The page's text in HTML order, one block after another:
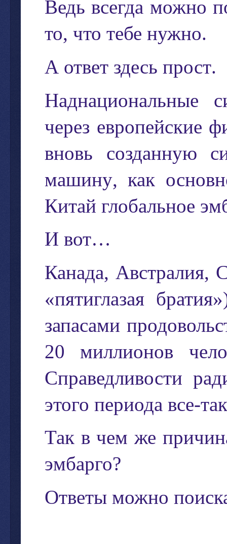
Ведь всегда можно
то,что тебе нужно.
А ответ здесь прост.
Наднациональные
через европейские
вновь
созданную
машину,как
Китай глобальное
И вот…
Канада, Австралия,
«пятиглазая братия
запасами
20 миллионов
Справедливости
этого периода все-
Так в чем же
эмбарго?
Ответы можно